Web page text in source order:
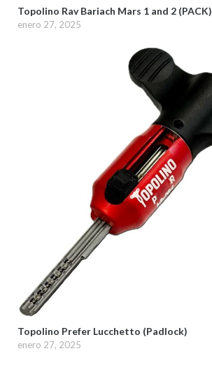
Topolino Rav Bariach Mars 1 and 2 (PACK)
enero 27, 2025
Topolino Prefer Lucchetto (Padlock)
enero 27, 2025